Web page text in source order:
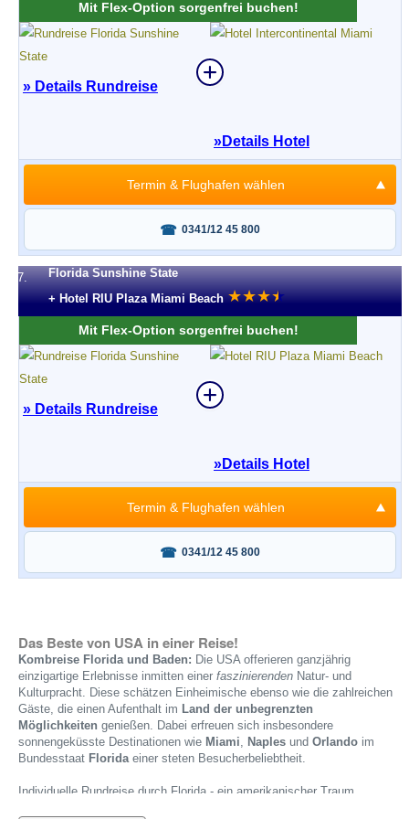
Mit Flex-Option sorgenfrei buchen!
» Details Rundreise
»Details Hotel
0341/12 45 800
Termin & Flughafen wählen
7.
Florida Sunshine State
+ Hotel RIU Plaza Miami Beach ★★★★
★
Mit Flex-Option sorgenfrei buchen!
» Details Rundreise
»Details Hotel
0341/12 45 800
Termin & Flughafen wählen
Das Beste von USA in einer Reise!
Kombreise Florida und Baden: Die USA offerieren ganzjährig
einzigartige Erlebnisse inmitten einer faszinierenden Natur- und
Kulturpracht. Diese schätzen Einheimische ebenso wie die zahlreichen
Gäste, die einen Aufenthalt im Land der unbegrenzten
Möglichkeiten genießen. Dabei erfreuen sich insbesondere
sonnengeküsste Destinationen wie Miami, Naples und Orlando im
Bundesstaat Floridaeiner steten Besucherbeliebtheit.
Individuelle Rundreise durch Florida - ein amerikanischer Traum